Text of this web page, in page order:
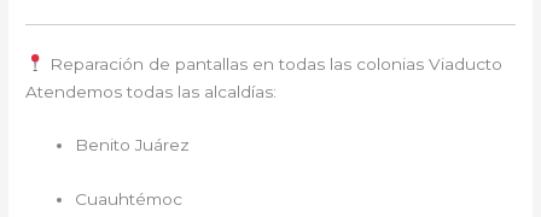
Reparación de pantallas en todas las colonias Viaducto
Atendemos todas las alcaldías:
Benito Juárez
Cuauhtémoc